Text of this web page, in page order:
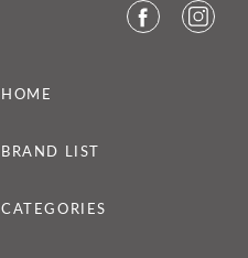
HOME
BRAND LIST
CATEGORIES